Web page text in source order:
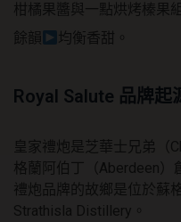
柑橘果醬與一點烘烤榛果
餘韻
均衡香甜。
Royal Salute 品牌起
皇家禮炮是芝華士兄弟（
格蘭阿伯丁（Aberdeen）
禮炮品牌的故鄉是位於蘇
Strathisla Distillery。